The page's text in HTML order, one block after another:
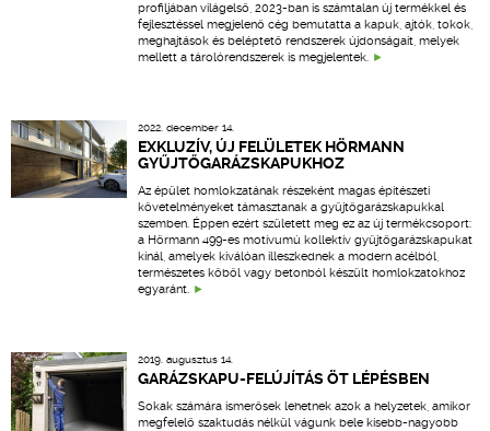
profiljában világelső, 2023-ban is számtalan új termékkel és
fejlesztéssel megjelenő cég bemutatta a kapuk, ajtók, tokok,
meghajtások és beléptető rendszerek újdonságait, melyek
mellett a tárolórendszerek is megjelentek.
2022. december 14.
EXKLUZÍV, ÚJ FELÜLETEK HÖRMANN
GYŰJTŐGARÁZSKAPUKHOZ
Az épület homlokzatának részeként magas építészeti
követelményeket támasztanak a gyűjtőgarázskapukkal
szemben. Éppen ezért született meg ez az új termékcsoport:
a Hörmann 499-es motívumú kollektív gyűjtőgarázskapukat
kínál, amelyek kiválóan illeszkednek a modern acélból,
természetes kőből vagy betonból készült homlokzatokhoz
egyaránt.
2019. augusztus 14.
GARÁZSKAPU-FELÚJÍTÁS ÖT LÉPÉSBEN
Sokak számára ismerősek lehetnek azok a helyzetek, amikor
megfelelő szaktudás nélkül vágunk bele kisebb-nagyobb